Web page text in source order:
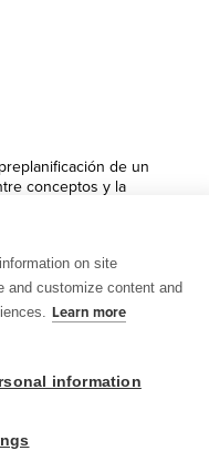
de un
conceptos y la
on site
and customize content and
Learn more
information